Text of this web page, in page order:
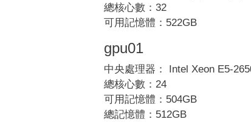
總核心數：32
可用記憶體：522GB
gpu01
中央處理器： Intel Xeon E5-
總核心數：24
可用記憶體：504GB
總記憶體：512GB